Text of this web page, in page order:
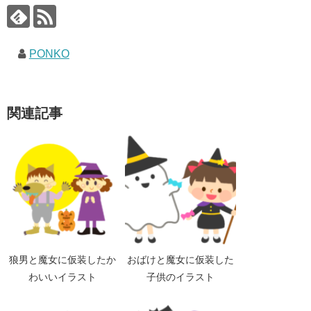
PONKO
関連記事
狼男と魔女に仮装したか
わいいイラスト
おばけと魔女に仮装した
子供のイラスト